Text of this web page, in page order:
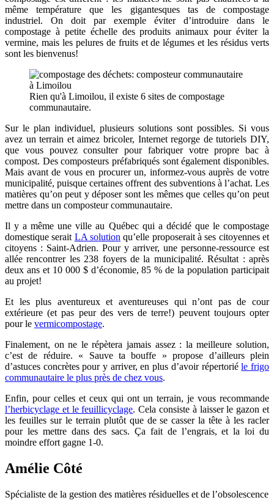
même température que les gigantesques tas de compostage
industriel. On doit par exemple éviter d’introduire dans le
compostage à petite échelle des produits animaux pour éviter la
vermine, mais les pelures de fruits et de légumes et les résidus verts
sont les bienvenus!
Rien qu'à Limoilou, il existe 6 sites de compostage
communautaire.
Sur le plan individuel, plusieurs solutions sont possibles. Si vous
avez un terrain et aimez bricoler, Internet regorge de tutoriels DIY,
que vous pouvez consulter pour fabriquer votre propre bac à
compost. Des composteurs préfabriqués sont également disponibles.
Mais avant de vous en procurer un, informez-vous auprès de votre
municipalité, puisque certaines offrent des subventions à l’achat. Les
matières qu’on peut y déposer sont les mêmes que celles qu’on peut
mettre dans un composteur communautaire.
Il y a même une ville au Québec qui a décidé que le compostage
domestique serait LA solution qu’elle proposerait à ses citoyennes et
citoyens : Saint-Adrien. Pour y arriver, une personne-ressource est
allée rencontrer les 238 foyers de la municipalité. Résultat : après
deux ans et 10 000 $ d’économie, 85 % de la population participait
au projet!
Et les plus aventureux et aventureuses qui n’ont pas de cour
extérieure (et pas peur des vers de terre!) peuvent toujours opter
pour le vermicompostage.
Finalement, on ne le répètera jamais assez : la meilleure solution,
c’est de réduire. « Sauve ta bouffe » propose d’ailleurs plein
d’astuces concrètes pour y arriver, en plus d’avoir répertoriéle frigo
communautaire le plus près de chez vous.
Enfin, pour celles et ceux qui ont un terrain, je vous recommande
l’herbicyclage et le feuillicyclage. Cela consiste à laisser le gazon et
les feuilles sur le terrain plutôt que de se casser la tête à les racler
pour les mettre dans des sacs. Ça fait de l’engrais, et la loi du
moindre effort gagne 1-0.
Amélie Côté
Spécialiste de la gestion des matières résiduelles et de l’obsolescence